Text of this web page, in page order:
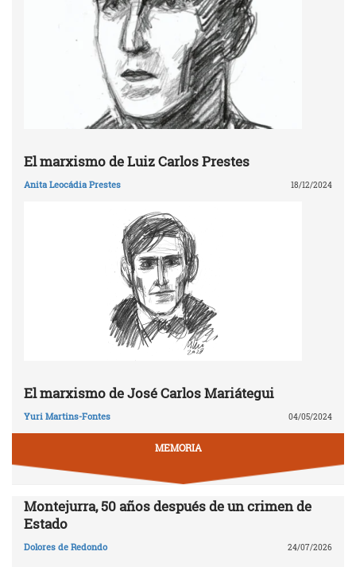
El marxismo de Luiz Carlos Prestes
Anita Leocádia Prestes 18/12/2024
El marxismo de José Carlos Mariátegui
Yuri Martins-Fontes 04/05/2024
MEMORIA
Montejurra, 50 años después de un crimen de
Estado
Dolores de Redondo 24/07/2026